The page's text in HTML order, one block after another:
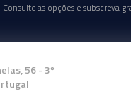
Consulte as opções e subscreva
56 - 3º